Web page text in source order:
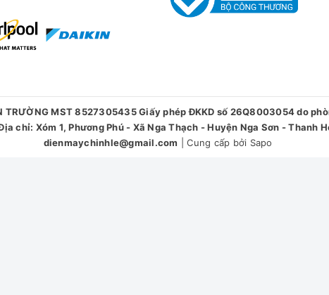
, khả năng giặt tẩy mạnh mẽ loại bỏ vết bẩn
TRƯỜNG MST 8527305435 Giấy phép ĐKKD số 26Q8003054 do
chỉ: Xóm 1, Phương Phú - Xã Nga Thạch - Huyện Nga Sơn - Thanh
dienmaychinhle@gmail.com
Cung cấp bởi Sapo